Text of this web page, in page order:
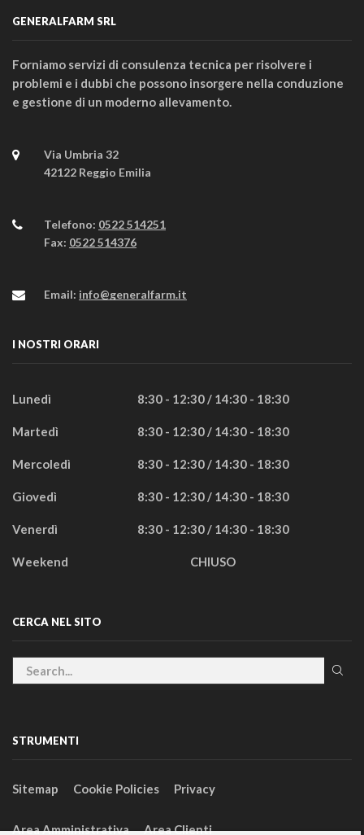
GENERALFARM SRL
Forniamo servizi di consulenza tecnica per risolvere i
problemi e i dubbi che possono insorgere nella conduzione
e gestione di un moderno allevamento.
Via Umbria 32
42122 Reggio Emilia
Telefono: 0522 514251
Fax: 0522 514376
Email: info@generalfarm.it
I NOSTRI ORARI
Lunedì 8:30 - 12:30 / 14:30 - 18:30
Martedì 8:30 - 12:30 / 14:30 - 18:30
Mercoledì 8:30 - 12:30 / 14:30 - 18:30
Giovedì 8:30 - 12:30 / 14:30 - 18:30
Venerdì 8:30 - 12:30 / 14:30 - 18:30
Weekend CHIUSO
CERCA NEL SITO
STRUMENTI
Sitemap Cookie Policies Privacy
Area Amministrativa Area Clienti